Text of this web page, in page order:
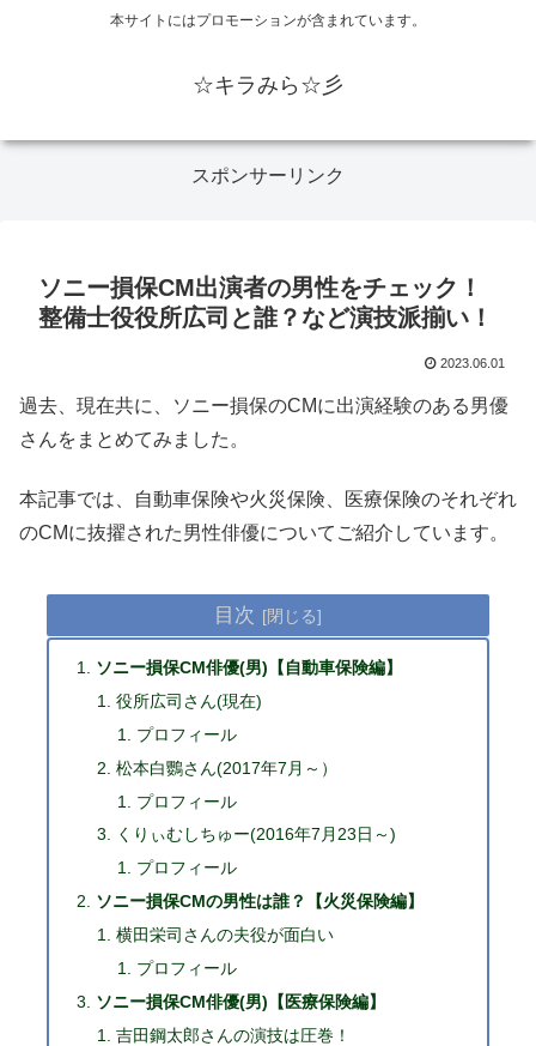
本サイトにはプロモーションが含まれています。
☆キラみら☆彡
スポンサーリンク
ソニー損保CM出演者の男性をチェック！
整備士役役所広司と誰？など演技派揃い！
2023.06.01
過去、現在共に、ソニー損保のCMに出演経験のある男優
さんをまとめてみました。
本記事では、自動車保険や火災保険、医療保険のそれぞれ
のCMに抜擢された男性俳優についてご紹介しています。
目次
ソニー損保CM俳優(男)【自動車保険編】
役所広司さん(現在)
プロフィール
松本白鸚さん(2017年7月～）
プロフィール
くりぃむしちゅー(2016年7月23日～)
プロフィール
ソニー損保CMの男性は誰？【火災保険編】
横田栄司さんの夫役が面白い
プロフィール
ソニー損保CM俳優(男)【医療保険編】
吉田鋼太郎さんの演技は圧巻！